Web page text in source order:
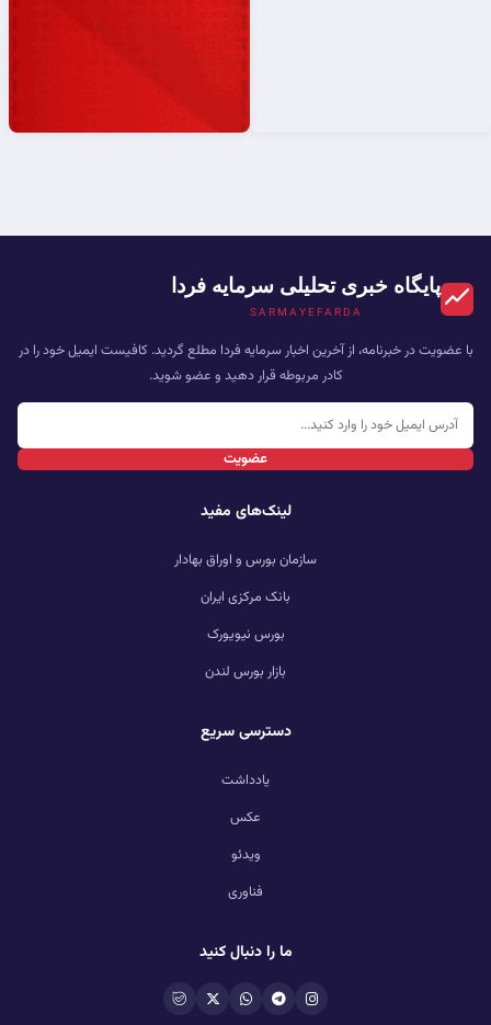
پایگاه خبری تحلیلی سرمایه فردا
SARMAYEFARDA
با عضویت در خبرنامه، از آخرین اخبار سرمایه فردا مطلع گردید. کافیست ایمیل خود را در
کادر مربوطه قرار دهید و عضو شوید.
عضویت
لینک‌های مفید
سازمان بورس و اوراق بهادار
بانک مرکزی ایران
بورس نیویورک
بازار بورس لندن
دسترسی سریع
یادداشت
عکس
ویدئو
فناوری
ما را دنبال کنید